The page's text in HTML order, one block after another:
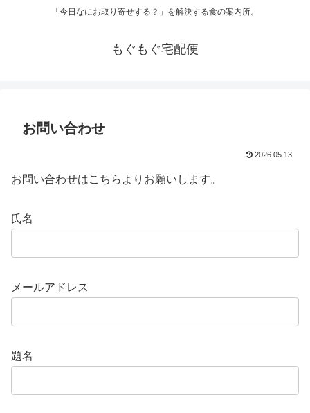
「今日なにお取り寄せする？」を解決する食の案内所。
もぐもぐ宅配便
お問い合わせ
2026.05.13
お問い合わせはこちらよりお願いします。
氏名
メールアドレス
題名